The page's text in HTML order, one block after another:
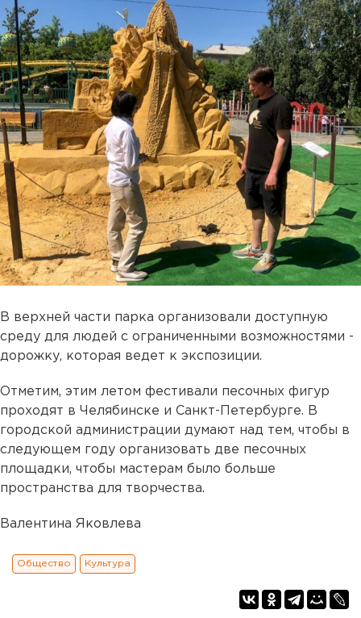
В верхней части парка организовали доступную
среду для людей с ограниченными возможностями -
дорожку, которая ведет к экспозиции.
Отметим, этим летом фестивали песочных фигур
проходят в Челябинске и Санкт-Петербурге. В
городской администрации думают над тем, чтобы в
следующем году организовать две песочных
площадки, чтобы мастерам было больше
пространства для творчества.
Валентина Яковлева
Общество Культура